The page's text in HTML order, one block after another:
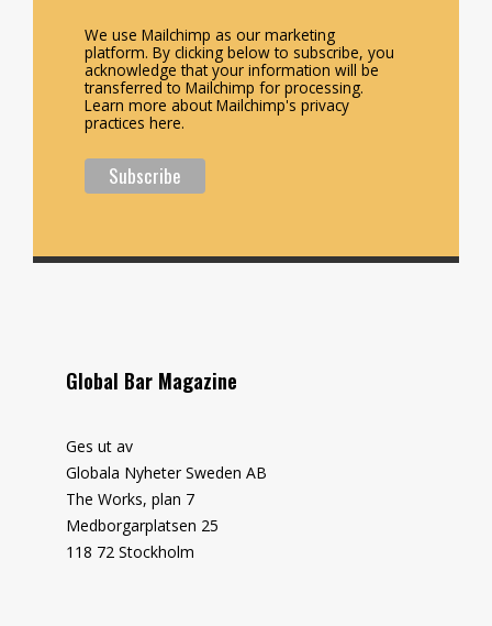
We use Mailchimp as our marketing
platform. By clicking below to subscribe, you
acknowledge that your information will be
transferred to Mailchimp for processing.
Learn more about Mailchimp's privacy
practices here.
Global Bar Magazine
Ges ut av
Globala Nyheter Sweden AB
The Works, plan 7
Medborgarplatsen 25
118 72 Stockholm